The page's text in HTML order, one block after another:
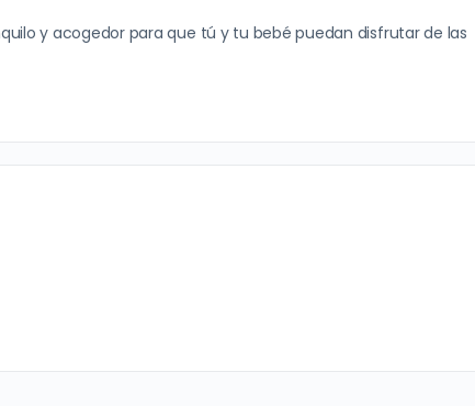
y acogedor para que tú y tu bebé puedan disfrutar de las